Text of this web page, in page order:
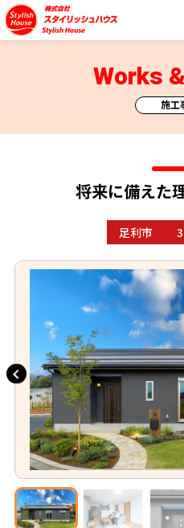
施工
Works
将来に備えた
足利市